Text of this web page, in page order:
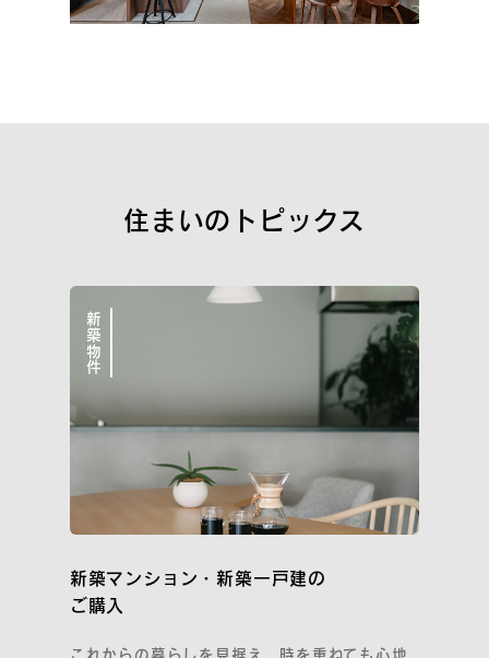
新築一戸建
空間品質
こだわりと気づかいが細かすぎて伝わらない
イニシア10のこと
私たちについて
イニシアラウンジ三田
売却・買い替え・買取りのご相談
サービス＆サポート
住まいのコラム
イニシアのサステナビリティ活動
ご紹介特典
再取引特典
すごしかたコンシェルジュ
住まいのトピックス
新築物件
新築マンション・新築一戸建の
ご購入
これからの暮らしを見据え、時を重ねても心地